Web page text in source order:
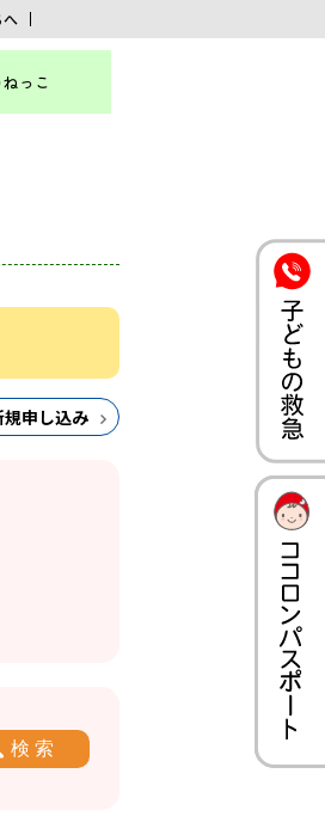
へ
っこ
規申し込み